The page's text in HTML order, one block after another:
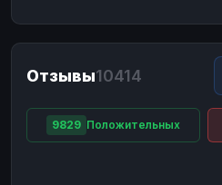
Binance
ИНТЕРНЕТ
СБЕР
Отзывы10414
9829 Положительных